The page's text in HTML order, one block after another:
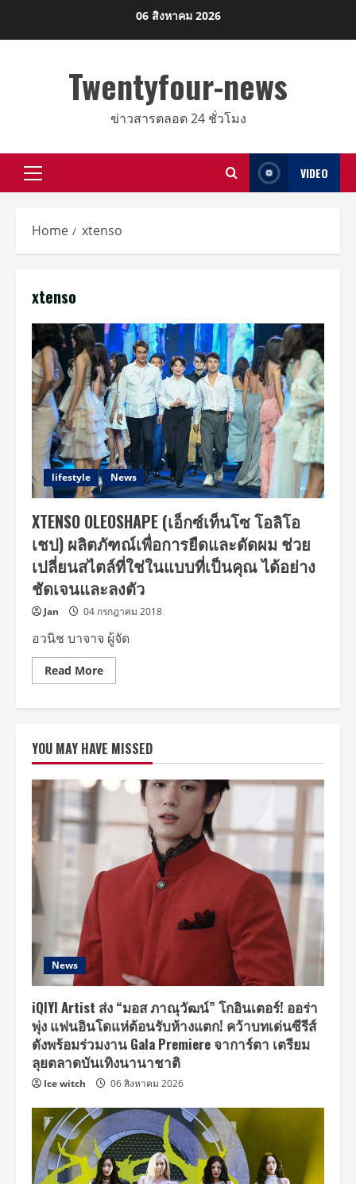
06 สิงหาคม 2026
Twentyfour-news
ข่าวสารตลอด 24 ชั่วโมง
Primary
VIDEO
Home xtenso
xtenso
lifestyle News
XTENSO OLEOSHAPE (เอ็กซ์เท็นโซ โอลิโอ
เชป) ผลิตภัฑณ์เพื่อการยืดและดัดผม ช่วย
เปลี่ยนสไตล์ที่ใช่ในแบบที่เป็นคุณ ได้อย่าง
ชัดเจนและลงตัว
Jan 04 กรกฎาคม 2018
อวนิช บาจาจ ผู้จัด
Read MoreRead
more
โซ
โอ
ลิ
โอ
เชป)
เพื่อ
ดัด
เปลี่ยน
ได้
อย่าง
ชัดเจน
และ
ลงตัว
YOU MAY HAVE MISSED
News
iQIYI Artist ส่ง “มอส ภาณุวัฒน์” โกอินเตอร์! ออร่า
พุ่ง แฟนอินโดแห่ต้อนรับห้างแตก! คว้าบทเด่นซีรีส์
ดังพร้อมร่วมงาน Gala Premiere จาการ์ตา เตรียม
ลุยตลาดบันเทิงนานาชาติ
Ice witch 06 สิงหาคม 2026